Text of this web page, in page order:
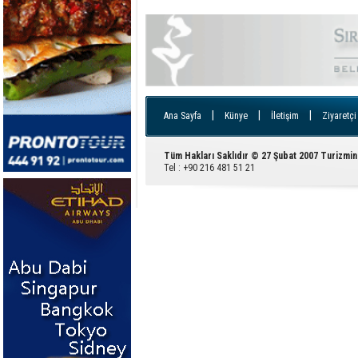
Ana Sayfa Künye İletişim Ziyaretçi
Tüm Hakları Saklıdır © 27 Şubat 2007
Tel : +90 216 481 51 21